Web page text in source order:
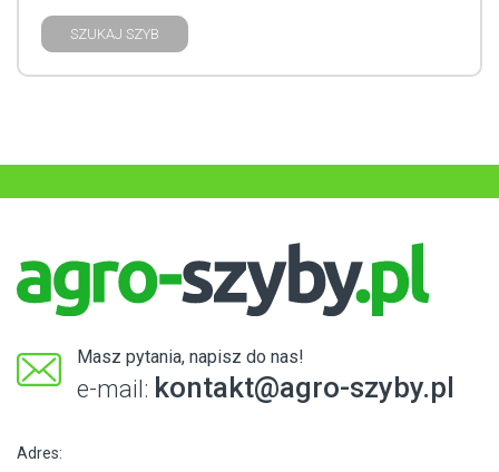
SZUKAJ SZYB
Masz pytania, napisz do nas!
e-mail: kontakt@agro-szyby.pl
Adres: